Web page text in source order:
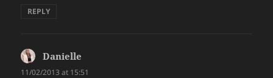
REPLY
Danielle
11/02/2013 at 15:51